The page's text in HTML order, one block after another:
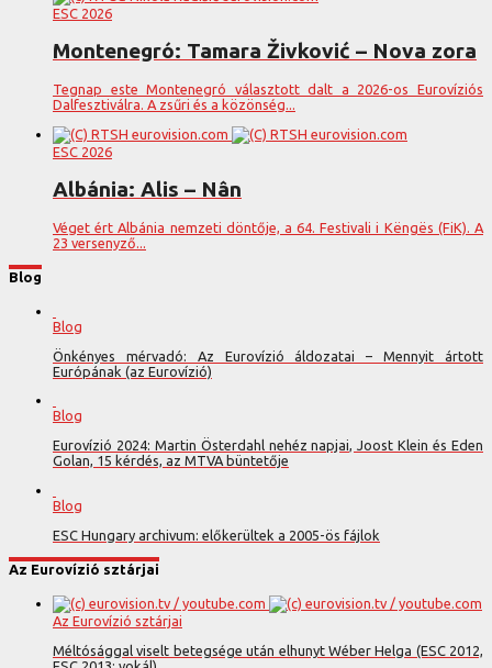
ESC 2026
Montenegró: Tamara Živković – Nova zora
Tegnap este Montenegró választott dalt a 2026-os Eurovíziós
Dalfesztiválra. A zsűri és a közönség...
ESC 2026
Albánia: Alis – Nân
Véget ért Albánia nemzeti döntője, a 64. Festivali i Këngës (FiK). A
23 versenyző...
Blog
Blog
Önkényes mérvadó: Az Eurovízió áldozatai – Mennyit ártott
Európának (az Eurovízió)
Blog
Eurovízió 2024: Martin Österdahl nehéz napjai, Joost Klein és Eden
Golan, 15 kérdés, az MTVA büntetője
Blog
ESC Hungary archivum: előkerültek a 2005-ös fájlok
Az Eurovízió sztárjai
Az Eurovízió sztárjai
Méltósággal viselt betegsége után elhunyt Wéber Helga (ESC 2012,